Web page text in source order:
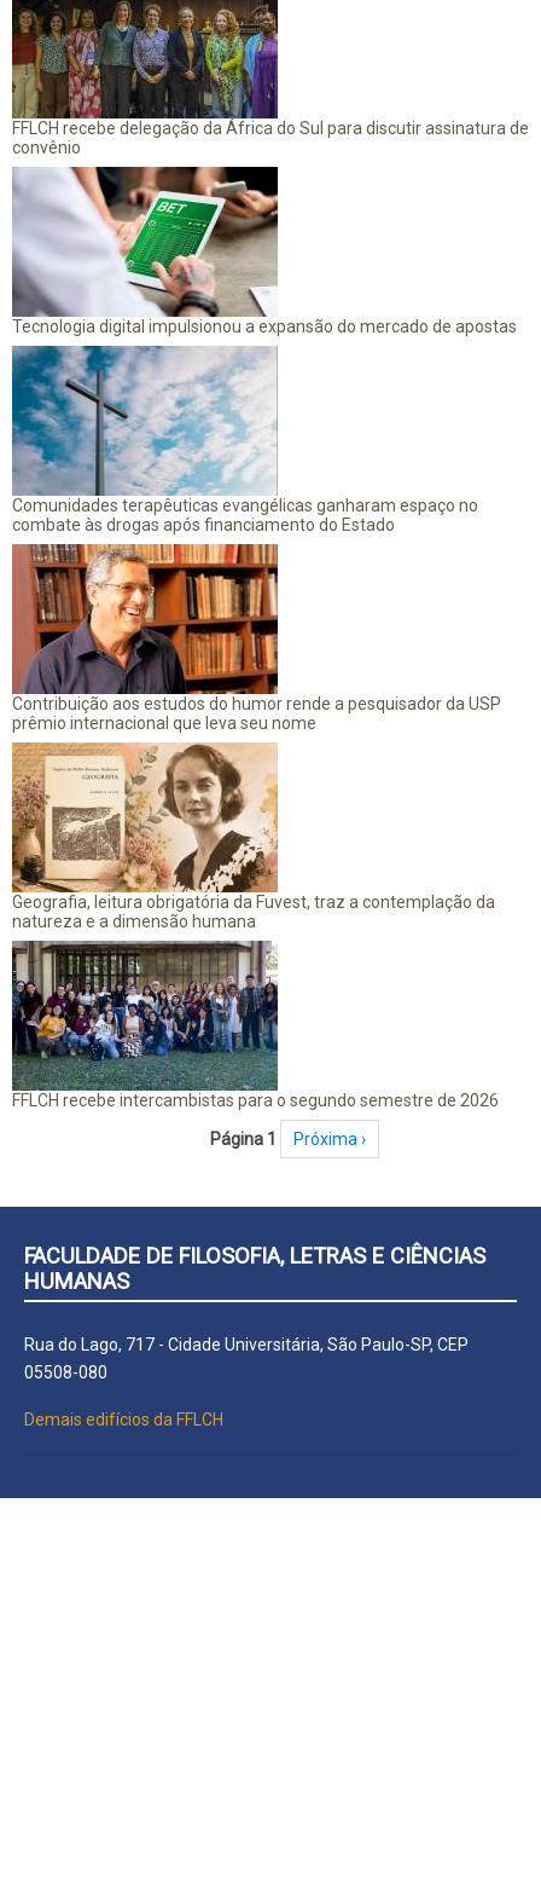
FFLCH recebe delegação da África do Sul para discutir assinatura de
convênio
Tecnologia digital impulsionou a expansão do mercado de apostas
Comunidades terapêuticas evangélicas ganharam espaço no
combate às drogas após financiamento do Estado
Contribuição aos estudos do humor rende a pesquisador da USP
prêmio internacional que leva seu nome
Geografia, leitura obrigatória da Fuvest, traz a contemplação da
natureza e a dimensão humana
FFLCH recebe intercambistas para o segundo semestre de 2026
Página 1 Próxima página
Próxima ›
FACULDADE DE FILOSOFIA, LETRAS E CIÊNCIAS
HUMANAS
Rua do Lago, 717 - Cidade Universitária, São Paulo-SP, CEP
05508-080
Demais edifícios da FFLCH